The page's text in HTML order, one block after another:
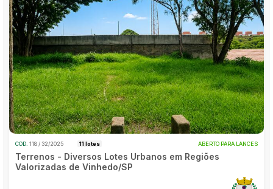
Veículos
Ambulância
Caminhonetes
Carros
Máquina Varredeira
Motos
Pá Carregadeira
SUV
Utilitário & furgão
Faixa de valor
R$ R$
Pesquisar
COD. 118 / 32/2025 11 lotes ABERTO PARA LANCES
Terrenos - Diversos Lotes Urbanos em Regiões
Valorizadas de Vinhedo/SP